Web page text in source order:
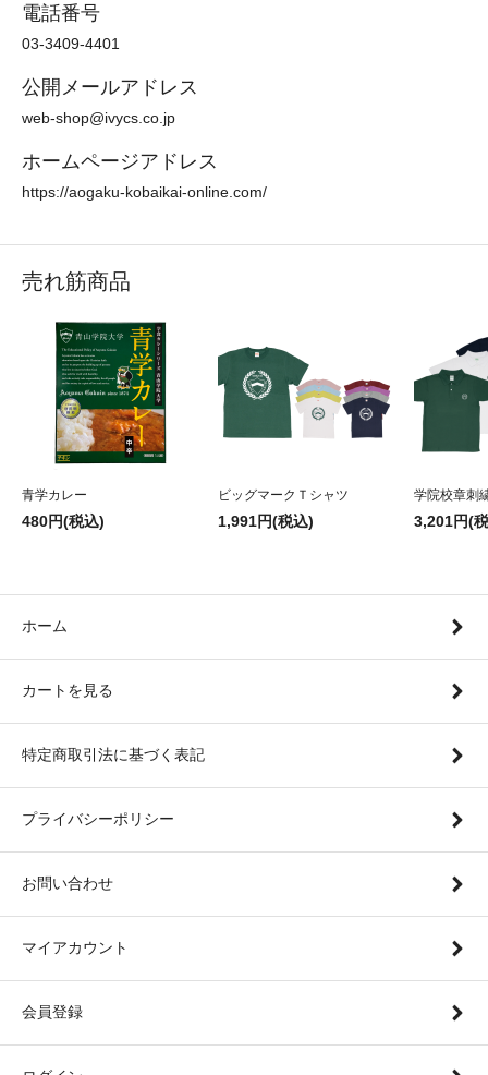
電話番号
03-3409-4401
公開メールアドレス
web-shop@ivycs.co.jp
ホームページアドレス
https://aogaku-kobaikai-online.com/
売れ筋商品
青学カレー
480円(税込)
ビッグマークＴシャツ
1,991円(税込)
学院校章刺
3,201円(
ホーム
カートを見る
特定商取引法に基づく表記
プライバシーポリシー
お問い合わせ
マイアカウント
会員登録